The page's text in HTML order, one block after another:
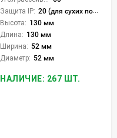
Защита IP: 20 (для сухих пом.)
Высота: 130 мм
Длина: 130 мм
Ширина: 52 мм
Диаметр: 52 мм
НАЛИЧИЕ: 267 ШТ.